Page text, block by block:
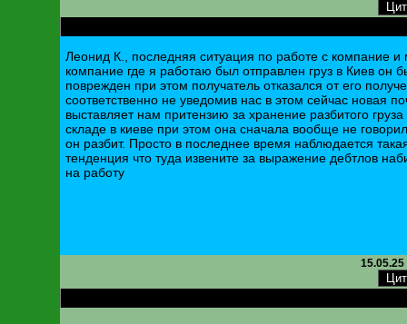
Леонид К., последняя ситуация по работе с компание и
компание где я работаю был отправлен груз в Киев он
поврежден при этом получатель отказался от его
соответственно не уведомив нас в этом сейчас новая
выставляет нам притензию за хранение разбитого груза
складе в киеве при этом она сначала вообще не
он разбит. Просто в последнее время наблюдается
тенденция что туда извените за выражение дебтлов
на работу